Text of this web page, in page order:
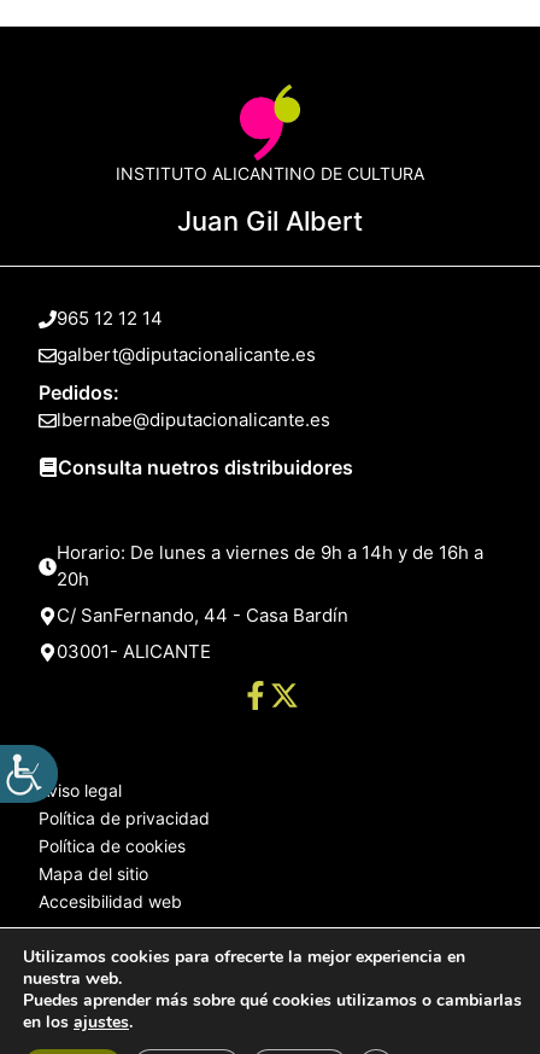
INSTITUTO ALICANTINO DE CULTURA
Juan Gil Albert
965 12 12 14
galbert@diputacionalicante.es
Pedidos:
lbernabe@diputacionalicante.es
Consulta nuetros distribuidores
Horario: De lunes a viernes de 9h a 14h y de 16h a
20h
C/ SanFernando, 44 - Casa Bardín
03001- ALICANTE
Aviso legal
Política de privacidad
Política de cookies
Mapa del sitio
Accesibilidad web
© 2025 Web desarrollada por el Servicio de Informática de Diputación
Utilizamos cookies para ofrecerte la mejor experiencia en
nuestra web.
Puedes aprender más sobre qué cookies utilizamos o cambiarlas
en los ajustes.